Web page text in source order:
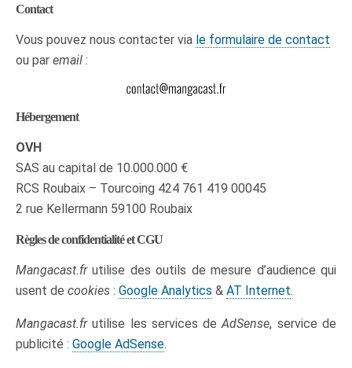
Contact
Vous pouvez nous contacter via le formulaire de contact
ou par email :
Hébergement
OVH
SAS au capital de 10.000.000 €
RCS Roubaix – Tourcoing 424 761 419 00045
2 rue Kellermann 59100 Roubaix
Règles de confidentialité et CGU
Mangacast.frutilise des outils de mesure d’audience qui
usent de cookies : Google Analytics & AT Internet.
Mangacast.frutilise les services deAdSense, service de
publicité : Google AdSense.